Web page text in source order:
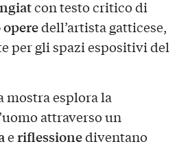
con testo critico di
dell’artista gatticese,
per gli spazi espositivi del
mostra esplora la
attraverso un
eriflessionediventano